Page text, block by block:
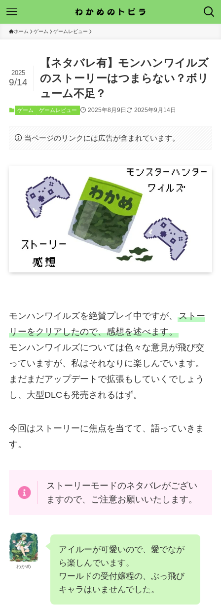
ホーム ゲーム ゲームレビュー
【ネタバレ有】モンハンワイルズ
のストーリーはつまらない？ボリ
ューム不足？
2025
9/14
ゲーム ゲームレビュー 2025年8月9日 2025年9月14日
当ページのリンクには広告が含まれています。
モンハンワイルズを絶賛プレイ中ですが、 ストー
リーをクリアしたので、感想を述べます。
モンハンワイルズについては色々な意見が飛び交
っていますが、私はそれなりに楽しんでいます。
まだまだアップデートで拡張もしていくでしょう
し、大型DLCも発売されるはず。
今回はストーリーに焦点を当てて、語っていきま
す。
ストーリーモードのネタバレがござい
ますので、ご注意お願いいたします。
わかめ
アイルーが可愛いので、愛でなが
ら楽しんでいます。
ワールドの受付嬢程の、ぶっ飛び
キャラはいませんでした。